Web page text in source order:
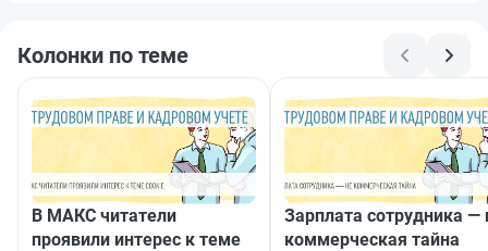
Колонки по теме
В МАКС читатели
проявили интерес к теме
Зарплата сотрудника —
коммерческая тайна